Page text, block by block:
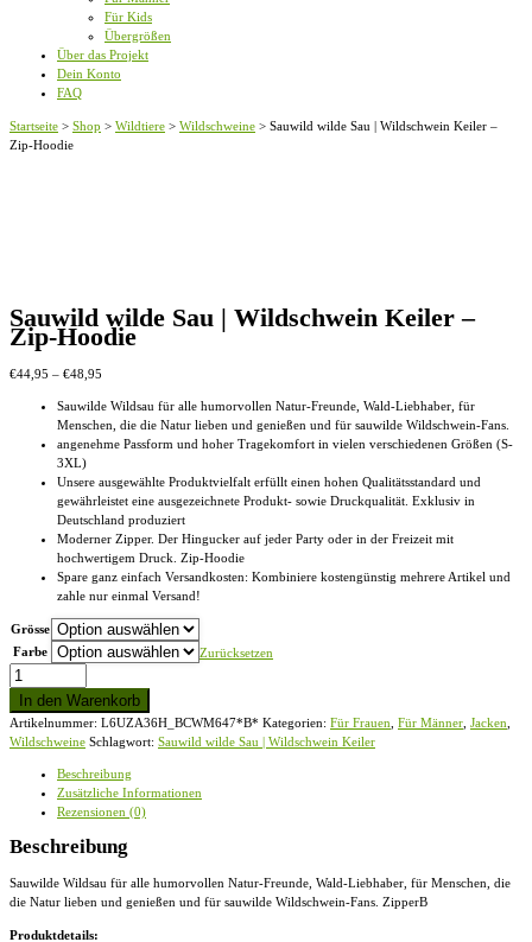
Für Kids
Übergrößen
Über das Projekt
Dein Konto
FAQ
Startseite > Shop > Wildtiere > Wildschweine > Sauwild wilde Sau | Wildschwein Keiler –
Zip-Hoodie
Sauwild wilde Sau | Wildschwein Keiler –
Zip-Hoodie
€44,95 – €48,95
bis
€48,95
Sauwilde Wildsau für alle humorvollen Natur-Freunde, Wald-Liebhaber, für
Menschen, die die Natur lieben und genießen und für sauwilde Wildschwein-Fans.
angenehme Passform und hoher Tragekomfort in vielen verschiedenen Größen (S-
3XL)
Unsere ausgewählte Produktvielfalt erfüllt einen hohen Qualitätsstandard und
gewährleistet eine ausgezeichnete Produkt- sowie Druckqualität. Exklusiv in
Deutschland produziert
Moderner Zipper. Der Hingucker auf jeder Party oder in der Freizeit mit
hochwertigem Druck. Zip-Hoodie
Spare ganz einfach Versandkosten: Kombiniere kostengünstig mehrere Artikel und
zahle nur einmal Versand!
Grösse
Farbe
Zurücksetzen
Sauwild
wilde
Sau
|
Wildschwein
Menge
In den Warenkorb
Artikelnummer: L6UZA36H_BCWM647*B* Kategorien: Für Frauen Für Männer Jacken
Wildschweine Schlagwort: Sauwild wilde Sau | Wildschwein Keiler
Beschreibung
Zusätzliche Informationen
Rezensionen (0)
Beschreibung
Sauwilde Wildsau für alle humorvollen Natur-Freunde, Wald-Liebhaber, für Menschen, die
die Natur lieben und genießen und für sauwilde Wildschwein-Fans. ZipperB
Produktdetails: